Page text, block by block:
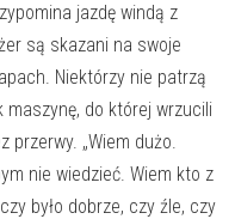
jazdę windą z
są skazani na swoje
Niektórzy nie patrzą
do której wrzucili
przerwy. „Wiem dużo.
nie wiedzieć. Wiem kto z
było dobrze, czy źle, czy